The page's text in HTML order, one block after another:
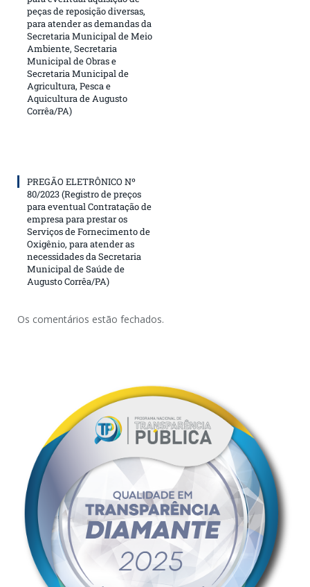
peças de reposição diversas,
para atender as demandas da
Secretaria Municipal de Meio
Ambiente, Secretaria
Municipal de Obras e
Secretaria Municipal de
Agricultura, Pesca e
Aquicultura de Augusto
Corrêa/PA)
PREGÃO ELETRÔNICO Nº
80/2023 (Registro de preços
para eventual Contratação de
empresa para prestar os
Serviços de Fornecimento de
Oxigênio, para atender as
necessidades da Secretaria
Municipal de Saúde de
Augusto Corrêa/PA)
Os comentários estão fechados.